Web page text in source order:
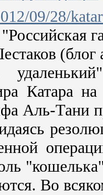
09/28/
(блог
Катара
Аль-Тани
Во